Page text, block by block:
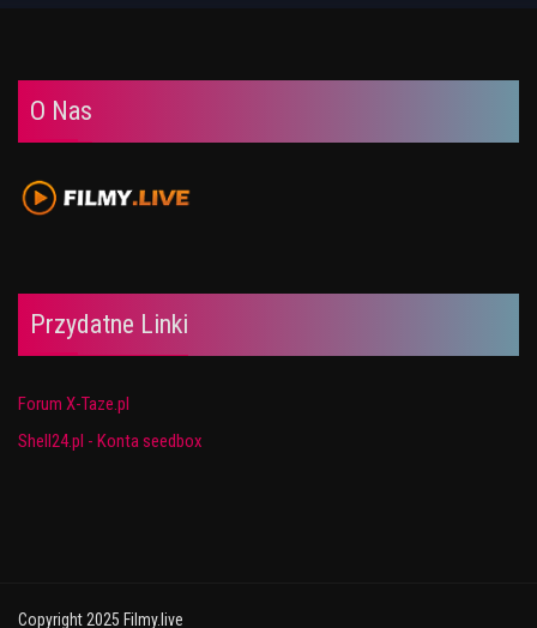
O Nas
Przydatne Linki
Forum X-Taze.pl
Shell24.pl - Konta seedbox
Copyright 2025 Filmy.live